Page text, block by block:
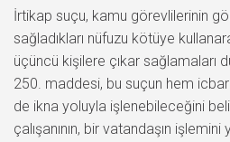
İrtikap suçu, kamu görevlilerinin
sağladıkları nüfuzu kötüye
üçüncü kişilere çıkar sağlamaları
250. maddesi, bu suçun hem
de ikna yoluyla işlenebileceğini
çalışanının, bir vatandaşın